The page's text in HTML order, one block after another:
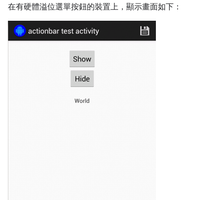
在有硬體溢位選單按鈕的裝置上，顯示畫面如下：